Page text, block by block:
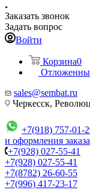
Заказать звонок
Задать вопрос
Войти
Корзина0
sales@sembat.ru
Черкесск,
+7(918) 757-01-
и оформления заказа
+7(928) 027-55-41
+7(928) 027-55-41
+7(8782) 26-60-55
+7(996) 417-23-17